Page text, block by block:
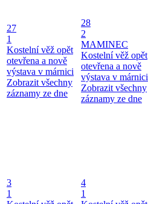
27
1
Kostelní věž opět
otevřena a nově
výstava v márnici
Zobrazit všechny
záznamy ze dne
28
2
MAMINEC
Kostelní věž opět
otevřena a nově
výstava v márnici
Zobrazit všechny
záznamy ze dne
3
1
4
1